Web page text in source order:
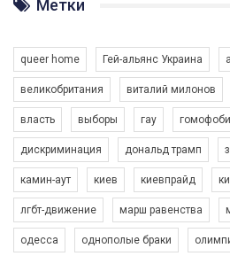
Разом наш голос лунає гучніше!
6/30/2017
Метки
queer home Гей-альянс Украина
великобритания виталий милонов
власть выборы гау
дискриминация дональд трамп
камин-аут киев киевпрайд
лгбт-движение марш равенства
одесса однополые браки